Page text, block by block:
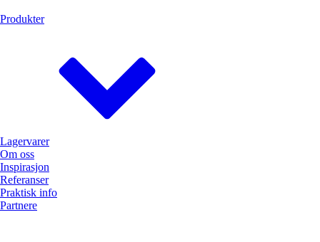
Produkter
Lagervarer
Om oss
Inspirasjon
Referanser
Praktisk info
Partnere